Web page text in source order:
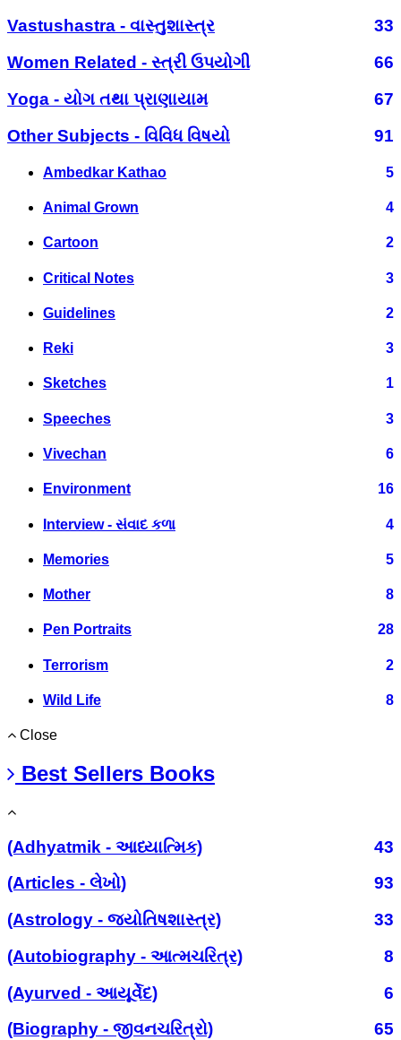
Vastushastra - વાસ્તુશાસ્ત્ર
33
Women Related - સ્ત્રી ઉપયોગી
66
Yoga - યોગ તથા પ્રાણાયામ
67
Other Subjects - વિવિધ વિષયો
91
Ambedkar Kathao 5
Animal Grown 4
Cartoon 2
Critical Notes 3
Guidelines 2
Reki 3
Sketches 1
Speeches 3
Vivechan 6
Environment 16
Interview - સંવાદ કળા 4
Memories 5
Mother 8
Pen Portraits 28
Terrorism 2
Wild Life 8
Close
Best Sellers Books
(Adhyatmik - આધ્યાત્મિક)
43
(Articles - લેખો)
93
(Astrology - જ્યોતિષશાસ્ત્ર)
33
(Autobiography - આત્મચરિત્ર)
8
(Ayurved - આયૂર્વેદ)
6
(Biography - જીવનચરિત્રો)
65